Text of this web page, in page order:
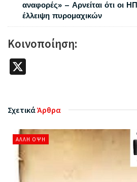
αναφορές» – Αρνείται ότι οι
έλλειψη πυρομαχικών
Κοινοποίηση:
ΣχετικάΆρθρα
ΆΛΛΗ ΌΨΗ